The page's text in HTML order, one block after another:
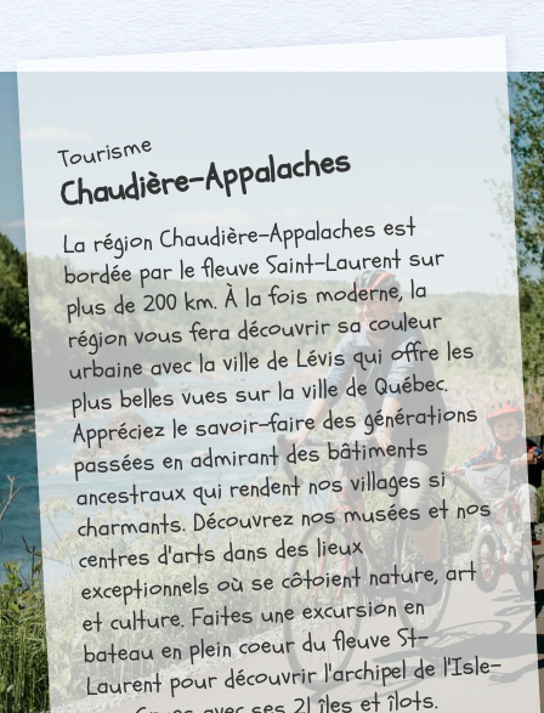
Tourisme
Chaudière-Appalaches
La région Chaudière-Appalaches est
bordée par le fleuve Saint-Laurent sur
plus de 200 km. À la fois moderne, la
région vous fera découvrir sa couleur
urbaine avec la ville de Lévis qui offre les
plus belles vues sur la ville de Québec.
Appréciez le savoir-faire des générations
passées en admirant des bâtiments
ancestraux qui rendent nos villages si
charmants. Découvrez nos musées et nos
centres d'arts dans des lieux
exceptionnels où se côtoient nature, art
et culture. Faites une excursion en
bateau en plein coeur du fleuve St-
Laurent pour découvrir l'archipel de l'Isle-